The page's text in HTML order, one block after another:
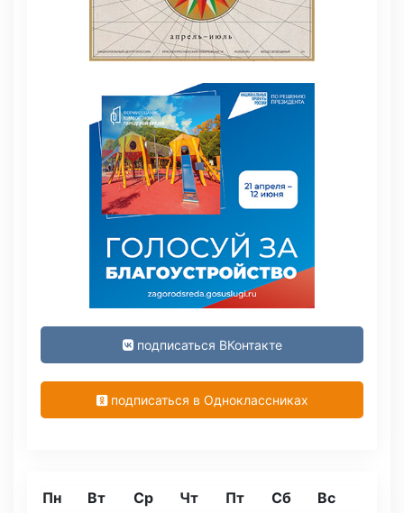
подписаться ВКонтакте
подписаться в Одноклассниках
Пн Вт Ср Чт Пт Сб Вс